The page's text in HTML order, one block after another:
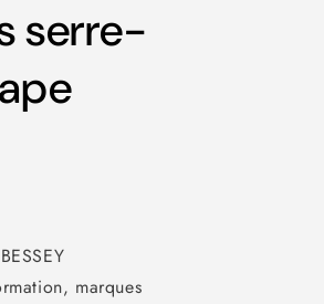
serre-
marques